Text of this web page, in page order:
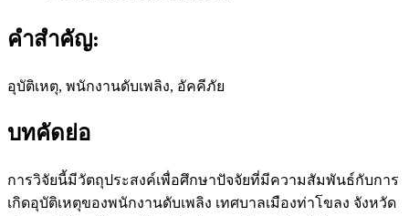
คำสำคัญ:
อุบัติเหตุ, พนักงานดับเพลิง, อัคคีภัย
บทคัดย่อ
การวิจัยนี้มีวัตถุประสงค์เพื่อศึกษาปัจจัยที่มีความสัมพันธ์กับการ
เกิดอุบัติเหตุของพนักงานดับเพลิง เทศบาลเมืองท่าโขลง จังหวัด